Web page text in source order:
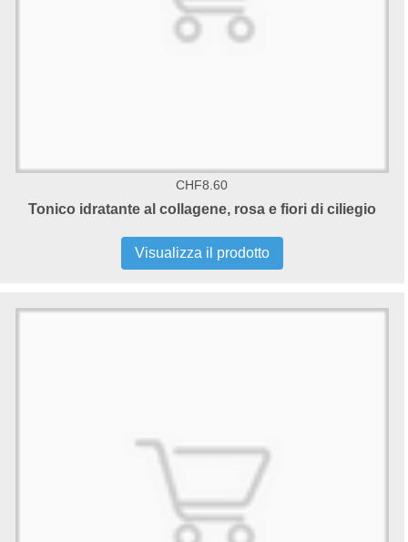
CHF8.60
Tonico idratante al collagene, rosa e fiori di ciliegio
Visualizza il prodotto